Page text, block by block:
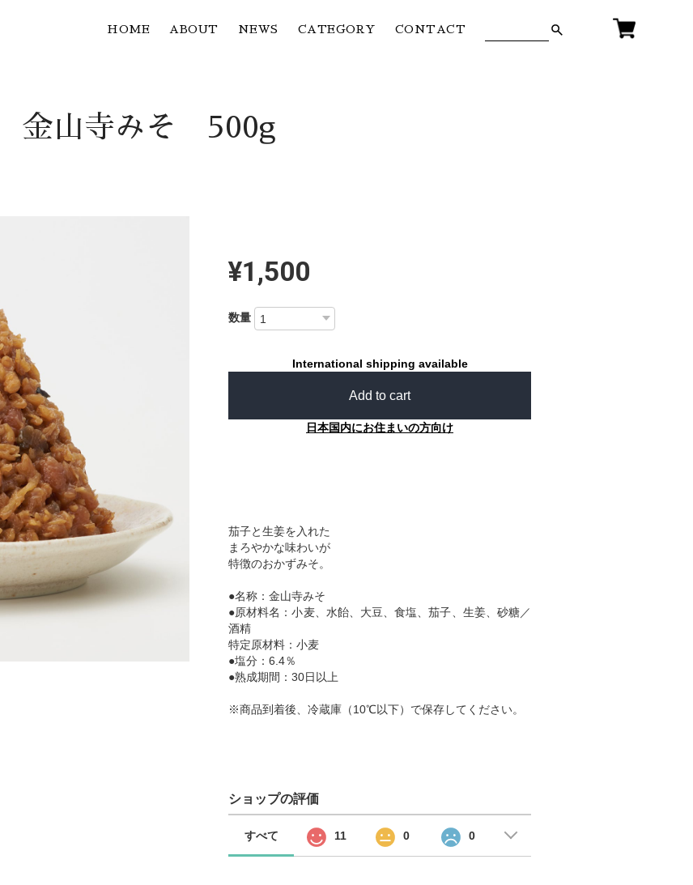
HOME ABOUT NEWS CATEGORY CONTACT
金山寺みそ 500g
¥1,500
数量
International shipping available
Add to cart
日本国内にお住まいの方向け
茄子と生姜を入れた
まろやかな味わいが
特徴のおかずみそ。
●名称：金山寺みそ
●原材料名：小麦、水飴、大豆、食塩、茄子、生姜、砂糖／
酒精
特定原材料：小麦
●塩分：6.4％
●熟成期間：30日以上
※商品到着後、冷蔵庫（10℃以下）で保存してください。
ショップの評価
すべて 11 0 0